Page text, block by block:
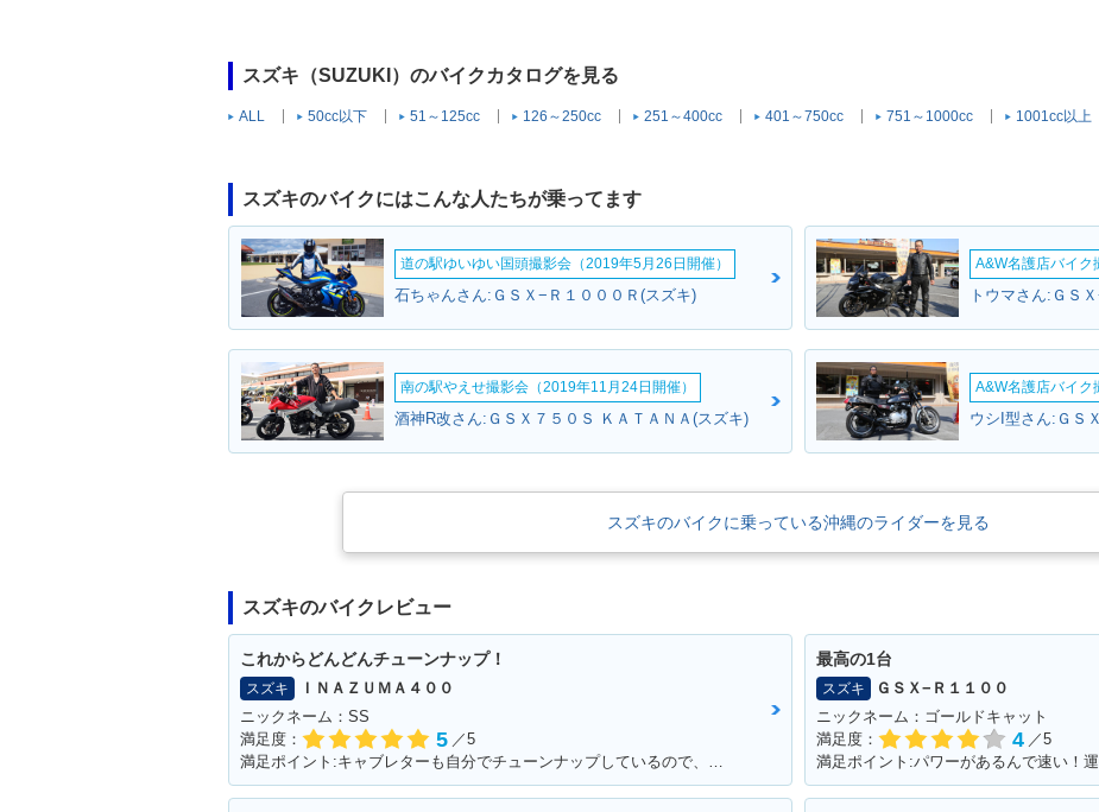
スズキ（SUZUKI）のバイクカタログを見る
ALL 50cc以下 51～125cc 126～250cc 251～400cc 401～750cc 751～1000cc 1001cc以上
スズキのバイクにはこんな人たちが乗ってます
道の駅ゆいゆい国頭撮影会（2019年5月26日開催）
石ちゃんさん:ＧＳＸ−Ｒ１０００Ｒ(スズキ)
A&W名護店バイ
トウマさん:ＧＳ
南の駅やえせ撮影会（2019年11月24日開催）
酒神R改さん:ＧＳＸ７５０Ｓ ＫＡＴＡＮＡ(スズキ)
A&W名護店バイ
ウシI型さん:ＧＳ
スズキのバイクに乗っている沖縄のライダーを見る
スズキのバイクレビュー
これからどんどんチューンナップ！
スズキ
ＩＮＡＺＵＭＡ４００
ニックネーム：SS
満足度：
5 ／5
満足ポイント:キャブレターも自分でチューンナップしているので、これからもっともっとチューンナップしていきたい♪
最高の1台
スズキ
ＧＳＸ−Ｒ１１００
ニックネーム：ゴールドキャット
満足度：
4 ／5